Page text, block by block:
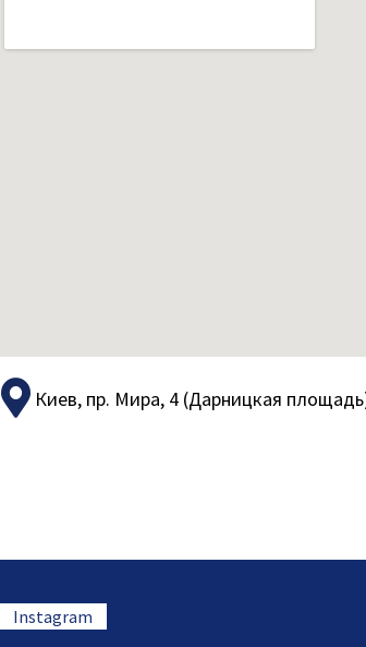
Киев, пр. Мира, 4 (Дарницкая
Instagram